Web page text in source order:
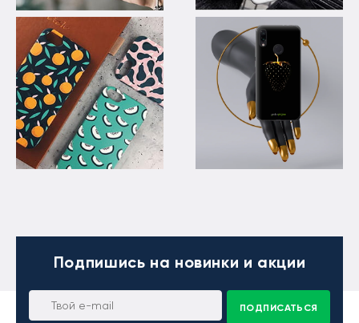
Подпишись на новинки и акции
ПОДПИСАТЬСЯ